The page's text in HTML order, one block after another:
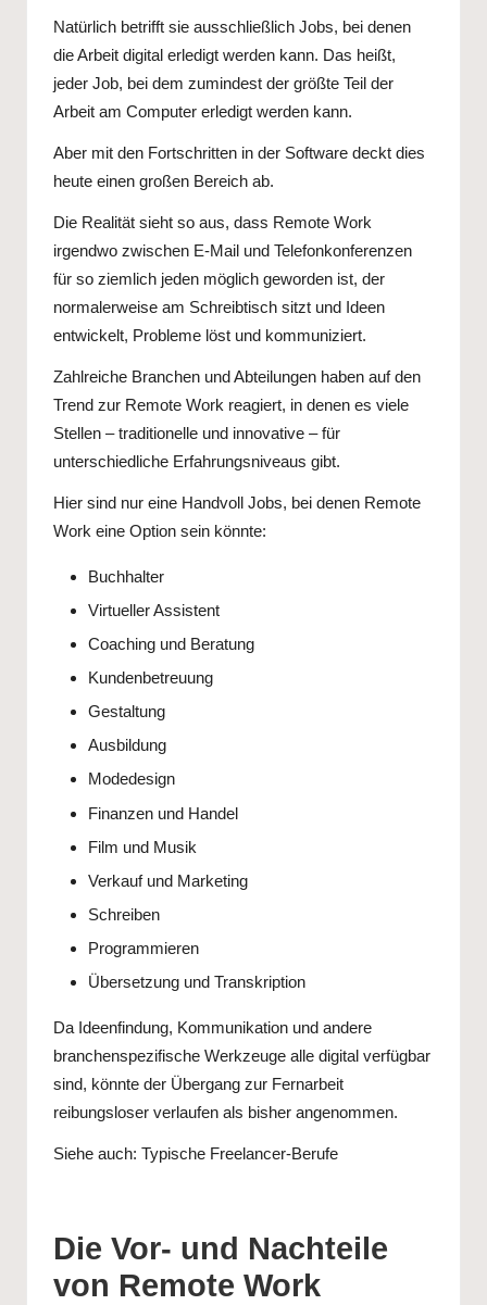
Natürlich betrifft sie ausschließlich Jobs, bei denen
die Arbeit digital erledigt werden kann. Das heißt,
jeder Job, bei dem zumindest der größte Teil der
Arbeit am Computer erledigt werden kann.
Aber mit den Fortschritten in der Software deckt dies
heute einen großen Bereich ab.
Die Realität sieht so aus, dass Remote Work
irgendwo zwischen E-Mail und Telefonkonferenzen
für so ziemlich jeden möglich geworden ist, der
normalerweise am Schreibtisch sitzt und Ideen
entwickelt, Probleme löst und kommuniziert.
Zahlreiche Branchen und Abteilungen haben auf den
Trend zur Remote Work reagiert, in denen es viele
Stellen – traditionelle und innovative – für
unterschiedliche Erfahrungsniveaus gibt.
Hier sind nur eine Handvoll Jobs, bei denen Remote
Work eine Option sein könnte:
Buchhalter
Virtueller Assistent
Coaching und Beratung
Kundenbetreuung
Gestaltung
Ausbildung
Modedesign
Finanzen und Handel
Film und Musik
Verkauf und Marketing
Schreiben
Programmieren
Übersetzung und Transkription
Da Ideenfindung, Kommunikation und andere
branchenspezifische Werkzeuge alle digital verfügbar
sind, könnte der Übergang zur Fernarbeit
reibungsloser verlaufen als bisher angenommen.
Siehe auch: Typische Freelancer-Berufe
Die Vor- und Nachteile
von Remote Work